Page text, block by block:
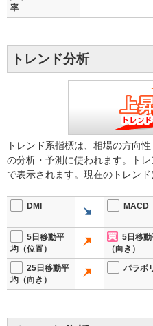
率
トレンド分析
トレンド系指標は、相場の方向
の分析・予測に使われます。ト
で表示されます。現在のトレンド
DMI MACD
5日移動平
均（位置）
5日移
（向き）
25日移動平
均（向き）
パラボ